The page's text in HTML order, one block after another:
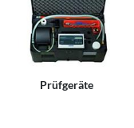
Prüfgeräte